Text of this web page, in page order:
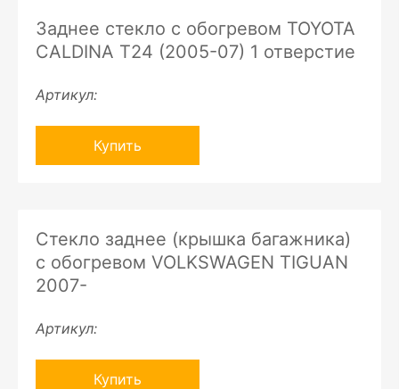
Заднее стекло с обогревом TOYOTA
CALDINA T24 (2005-07) 1 отверстие
Артикул:
Купить
Стекло заднее (крышка багажника)
с обогревом VOLKSWAGEN TIGUAN
2007-
Артикул:
Купить